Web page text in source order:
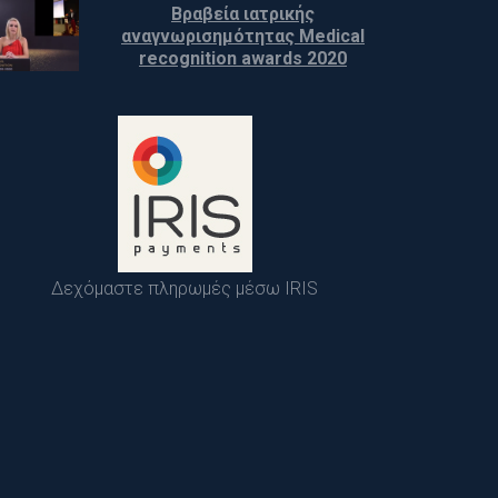
Βραβεία ιατρικής
αναγνωρισημότητας Medical
recognition awards 2020
Δεχόμαστε πληρωμές μέσω IRIS